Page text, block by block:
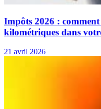
Impôts 2026 :
kilométriques dans
21 avril 2026